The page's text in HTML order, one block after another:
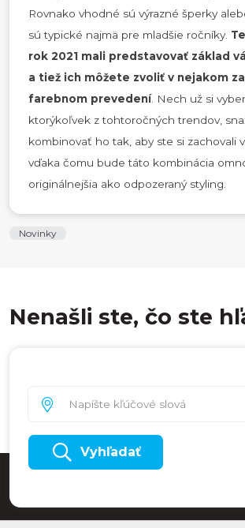
Rovnako vhodné sú výrazné šperky
sú typické najmä pre mladšie ročníky.
rok 2021 mali predstavovať základ
a tiež ich môžete zvoliť v nejakom
farebnom prevedení. Nech už si
ktorýkoľvek z tohtoročných trendov,
kombinovať ho tak, aby ste si zachovali
vďaka čomu bude táto kombinácia
originálnejšia ako odpozeraný styling.
Novinky
Nenašli ste, čo ste
Vyhľadať